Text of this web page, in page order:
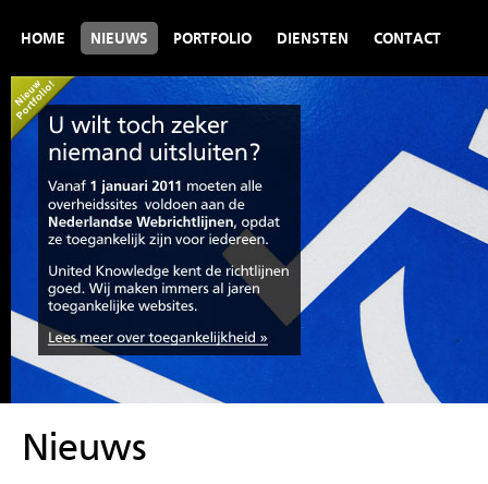
HOME NIEUWS PORTFOLIO DIENSTEN CONTACT
Nieuws